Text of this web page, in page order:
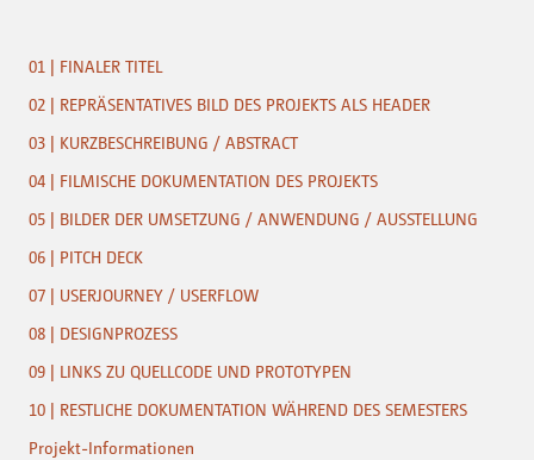
01 | FINALER TITEL
02 | REPRÄSENTATIVES BILD DES PROJEKTS ALS HEADER
03 | KURZBESCHREIBUNG / ABSTRACT
04 | FILMISCHE DOKUMENTATION DES PROJEKTS
05 | BILDER DER UMSETZUNG / ANWENDUNG / AUSSTELLUNG
06 | PITCH DECK
07 | USERJOURNEY / USERFLOW
08 | DESIGNPROZESS
09 | LINKS ZU QUELLCODE UND PROTOTYPEN
10 | RESTLICHE DOKUMENTATION WÄHREND DES SEMESTERS
Projekt-Informationen